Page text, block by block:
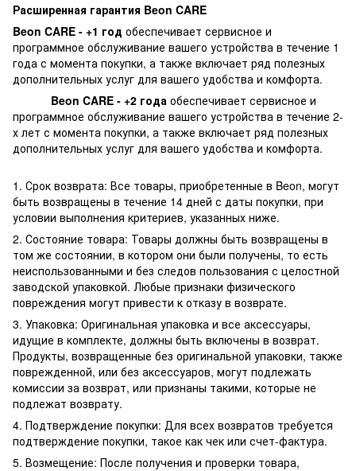
Расширенная гарантия Beon CARE
Beon CARE - +1 год обеспечивает сервисное и
программное обслуживание вашего устройства в течение 1
года с момента покупки, а также включает ряд полезных
дополнительных услуг для вашего удобства и комфорта.
Beon CARE - +2 года обеспечивает сервисное и
программное обслуживание вашего устройства в течение 2-
х лет с момента покупки, а также включает ряд полезных
дополнительных услуг для вашего удобства и комфорта.
1. Срок возврата: Все товары, приобретенные в Beon, могут
быть возвращены в течение 14 дней с даты покупки, при
условии выполнения критериев, указанных ниже.
2. Состояние товара: Товары должны быть возвращены в
том же состоянии, в котором они были получены, то есть
неиспользованными и без следов пользования с целостной
заводской упаковкой. Любые признаки физического
повреждения могут привести к отказу в возврате.
3. Упаковка: Оригинальная упаковка и все аксессуары,
идущие в комплекте, должны быть включены в возврат.
Продукты, возвращенные без оригинальной упаковки, также
поврежденной, или без аксессуаров, могут подлежать
комиссии за возврат, или признаны такими, которые не
подлежат возврату.
4. Подтверждение покупки: Для всех возвратов требуется
подтверждение покупки, такое как чек или счет-фактура.
5. Возмещение: После получения и проверки товара,